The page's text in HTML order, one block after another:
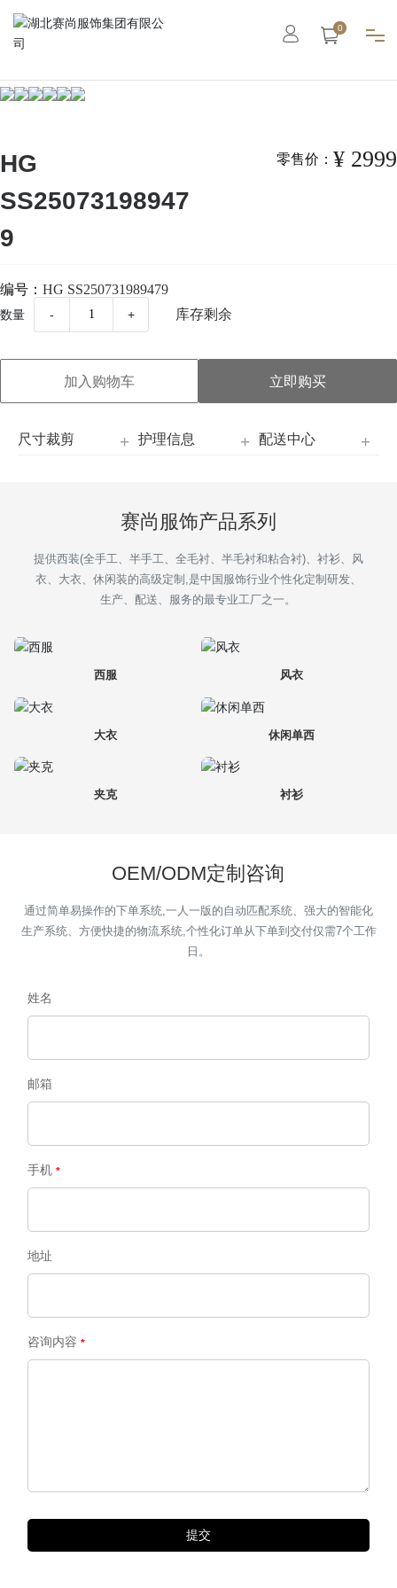
首页
智能工厂
职业装
联系我们
0
HG
SS25073198947
9
零售价： ¥ 2999
编号： HG SS250731989479
数量 - + 库存剩余
加入购物车 立即购买
尺寸裁剪 护理信息 配送中心
赛尚服饰产品系列
提供西装(全手工、半手工、全毛衬、半毛衬和粘合衬)、衬衫、风
衣、大衣、休闲装的高级定制,是中国服饰行业个性化定制研发、
生产、配送、服务的最专业工厂之一。
西服 风衣
大衣 休闲单西
夹克 衬衫
OEM/ODM定制咨询
通过简单易操作的下单系统,一人一版的自动匹配系统、强大的智能化
生产系统、方便快捷的物流系统,个性化订单从下单到交付仅需7个工作
日。
姓名
邮箱
手机
地址
咨询内容
提交